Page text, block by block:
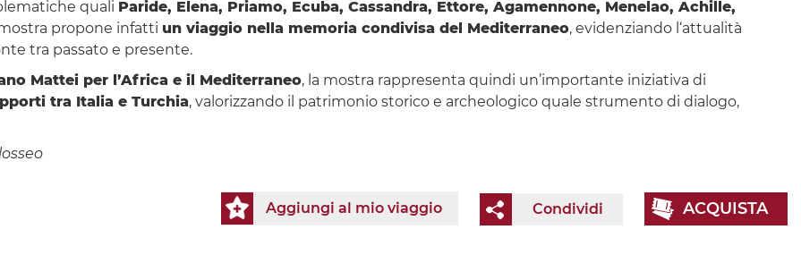
quali Paride, Elena, Priamo, Ecuba, Cassandra, Ettore, Agamennone, Menelao, Achille,
propone infatti un viaggio nella memoria condivisa del Mediterraneo, evidenziando l‘attualità
tra passato e presente.
Mattei per l’Africa e il Mediterraneo, la mostra rappresenta quindi un’importante iniziativa di
tra Italia e Turchia, valorizzando il patrimonio storico e archeologico quale strumento di dialogo,
ACQUISTA
Condividi
Aggiungi al mio viaggio